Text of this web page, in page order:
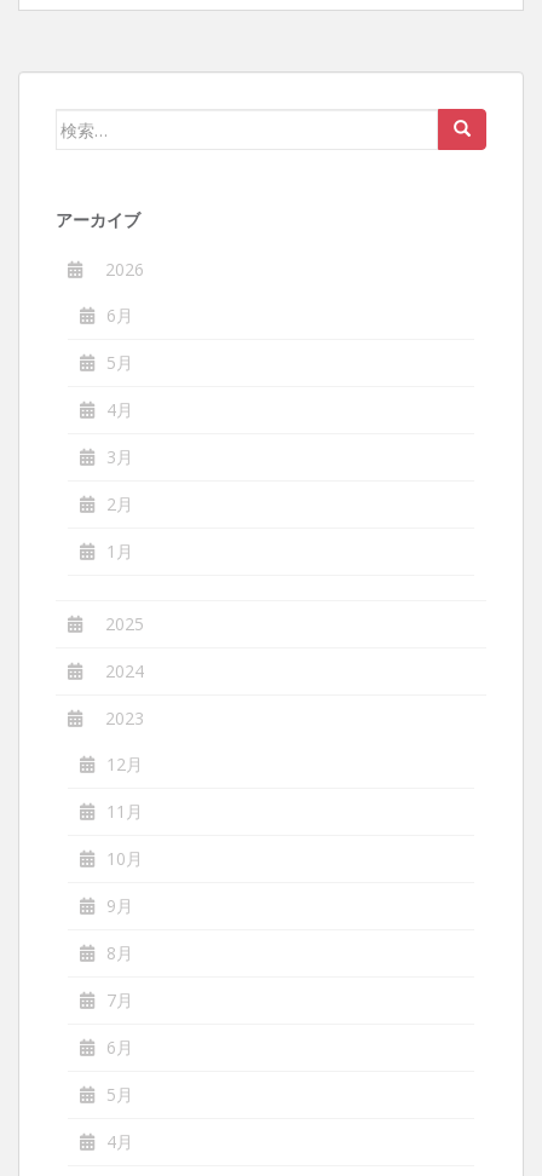
検
アーカイブ
2026
6月
5月
4月
3月
2月
1月
2025
2024
2023
12月
11月
10月
9月
8月
7月
6月
5月
4月